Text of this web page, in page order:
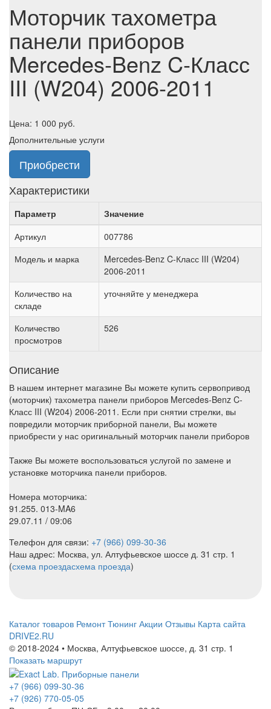
Моторчик тахометра
панели приборов
Mercedes-Benz C-Класс
III (W204) 2006-2011
Цена: 1 000 руб.
Дополнительные услуги
Приобрести
Характеристики
Параметр
Значение
Артикул
007786
Модель и марка
Mercedes-Benz C-Класс III (W204)
2006-2011
Количество на
складе
уточняйте у менеджера
Количество
просмотров
526
Описание
В нашем интернет магазине Вы можете купить сервопривод
(моторчик) тахометра панели приборов Mercedes-Benz C-
Класс III (W204) 2006-2011. Если при снятии стрелки, вы
повредили моторчик приборной панели, Вы можете
приобрести у нас оригинальный моторчик панели приборов
Также Вы можете воспользоваться услугой по замене и
установке моторчика панели приборов.
Номера моторчика:
91.255. 013-MA6
29.07.11 / 09:06
Телефон для связи: +7 (966) 099-30-36
Наш адрес: Москва, ул. Алтуфьевское шоссе д. 31 стр. 1
(схема проездасхема проезда)
Каталог товаров Ремонт Тюнинг Акции Отзывы Карта сайта
DRIVE2.RU
© 2018-2024 • Москва, Алтуфьевское шоссе, д. 31 стр. 1
Показать маршрут
+7 (966) 099-30-36
+7 (926) 770-05-05